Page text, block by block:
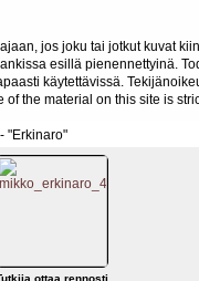
jos joku tai jotkut kuvat
esillä pienennettyinä.
käytettävissä.
of the material on this site is
"Erkinaro"
ottaa rennosti